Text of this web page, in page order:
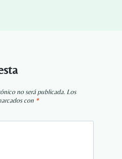
no será publicada. Los
con *